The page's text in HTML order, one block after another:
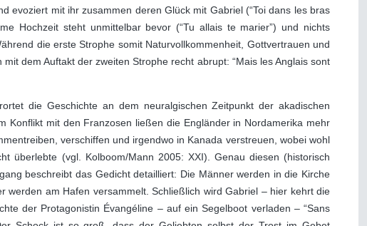
evoziert mit ihr zusammen deren Glück mit Gabriel (“Toi dans les bras
Hochzeit steht unmittelbar bevor (“Tu allais te marier”) und nichts
die erste Strophe somit Naturvollkommenheit, Gottvertrauen und
dem Auftakt der zweiten Strophe recht abrupt: “Mais les Anglais sont
die Geschichte an dem neuralgischen Zeitpunkt der akadischen
Konflikt mit den Franzosen ließen die Engländer in Nordamerika mehr
verschiffen und irgendwo in Kanada verstreuen, wobei wohl
überlebte (vgl. Kolboom/Mann 2005: XXI). Genau diesen (historisch
beschreibt das Gedicht detailliert: Die Männer werden in die Kirche
werden am Hafen versammelt. Schließlich wird Gabriel – hier kehrt die
der Protagonistin Évangéline – auf ein Segelboot verladen – “Sans